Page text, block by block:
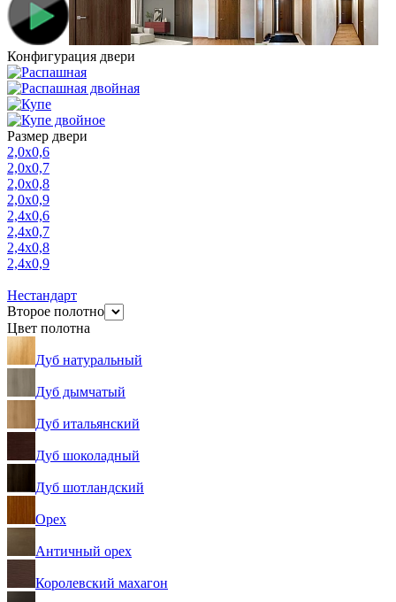
Конфигурация двери
Размер двери
2,0х0,6
2,0х0,7
2,0х0,8
2,0х0,9
2,4х0,6
2,4х0,7
2,4х0,8
2,4х0,9
Нестандарт
Второе полотно
Цвет полотна
Дуб натуральный
Дуб дымчатый
Дуб итальянский
Дуб шоколадный
Дуб шотландский
Орех
Античный орех
Королевский махагон